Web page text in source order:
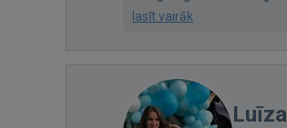
lasīt vairāk
Luīza